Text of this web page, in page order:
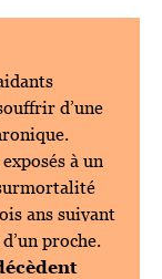
d’une
à un
ans suivant
proche.